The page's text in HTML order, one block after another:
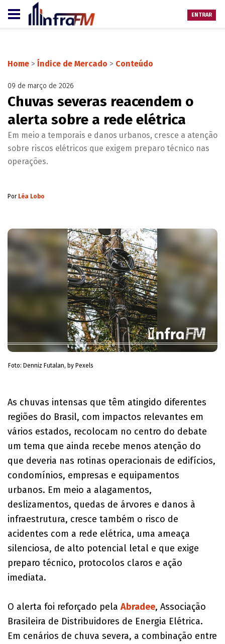
ENTRAR
Home > Índice de Mercado > Conteúdo
09 de março de 2026
Chuvas severas reacendem o
alerta sobre a rede elétrica
Em meio a temporais e danos urbanos, cresce a atenção
sobre riscos elétricos que exigem preparo técnico nas
operações.
Por Léa Lobo
Foto: Denniz Futalan, by Pexels
As chuvas intensas que têm atingido diferentes
regiões do Brasil, com impactos relevantes em
vários estados, recolocam no centro do debate
um tema que ainda recebe menos atenção do
que deveria nas rotinas operacionais de edifícios,
condomínios, empresas e equipamentos
urbanos. Em meio a alagamentos,
deslizamentos, quedas de árvores e danos à
infraestrutura, cresce também o risco de
acidentes com a rede elétrica, uma ameaça
silenciosa, de alto potencial letal e que exige
preparo técnico, protocolos claros e ação
imediata.
O alerta foi reforçado pela Abradee, Associação
Brasileira de Distribuidores de Energia Elétrica.
Em cenários de chuva severa, a combinação entre